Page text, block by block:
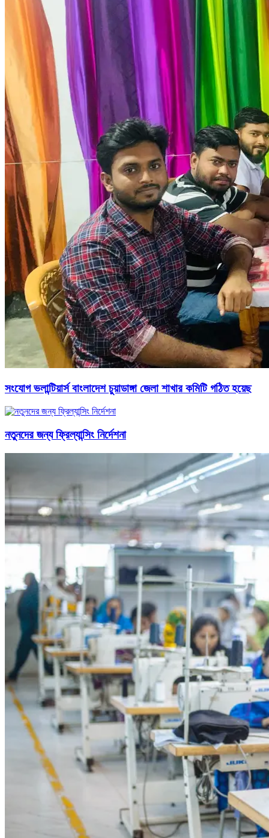
সংযোগ ভলান্টিয়ার্স বাংলাদেশ চুয়াডাঙ্গা জেলা শাখার কমিটি গঠিত হয়েছ
নতুনদের জন্য ফ্রিল্যান্সিং নির্দেশনা